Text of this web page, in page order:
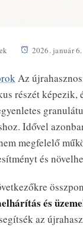
2026. január 6.
Az
részét képezik,
Idővel
megfelelő
és
és
az